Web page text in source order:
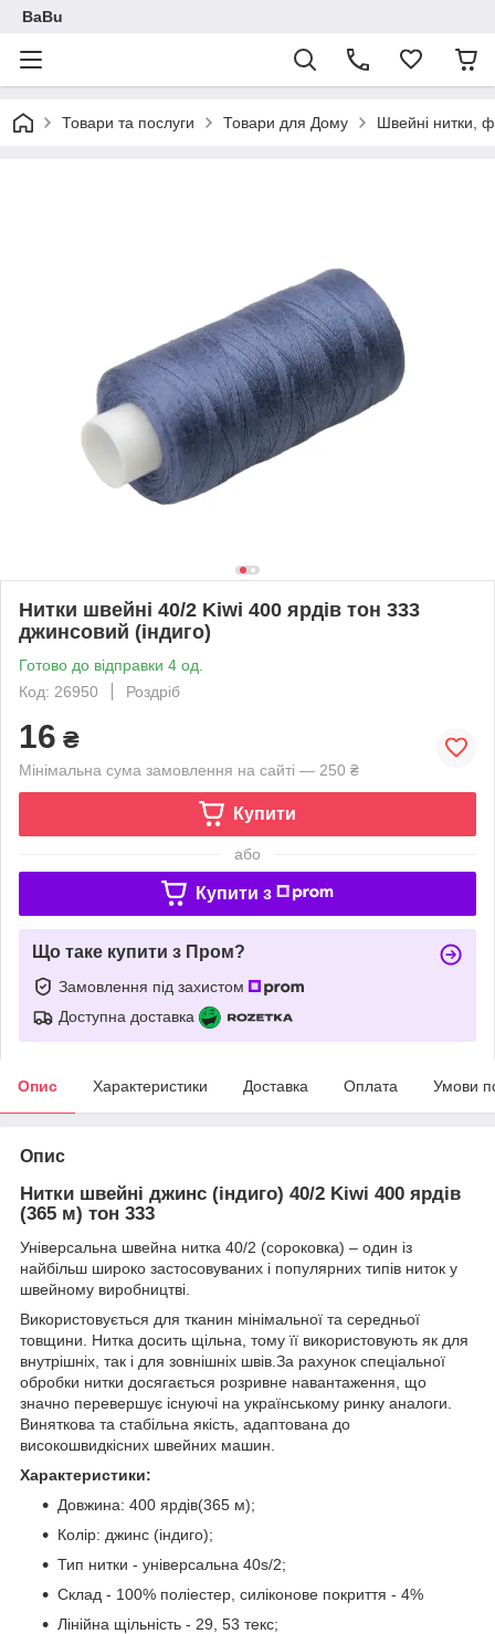
BaBu
Товари та послуги Товари для Дому Швейні нитки,
Нитки швейні 40/2 Kiwi 400 ярдів тон 333
джинсовий (індиго)
Готово до відправки 4 од.
Код: 26950
Роздріб
16 ₴
Мінімальна сума замовлення на сайті — 250 ₴
Купити
або
Купити з
Що таке купити з Пром?
Замовлення під захистом
Доступна доставка
Опис Характеристики Доставка Оплата Умови
Опис
Нитки швейні джинс (індиго) 40/2 Kiwi 400 ярдів
(365 м) тон 333
Універсальна швейна нитка 40/2 (сороковка) – один із
найбільш широко застосовуваних і популярних типів ниток у
швейному виробництві.
Використовується для тканин мінімальної та середньої
товщини. Нитка досить щільна, тому її використовують як для
внутрішніх, так і для зовнішніх швів.За рахунок спеціальної
обробки нитки досягається розривне навантаження, що
значно перевершує існуючі на українському ринку аналоги.
Виняткова та стабільна якість, адаптована до
високошвидкісних швейних машин.
Характеристики:
Довжина: 400 ярдів(365 м);
Колір: джинс (індиго);
Тип нитки - універсальна 40s/2;
Склад - 100% поліестер, силіконове покриття - 4%
Лінійна щільність - 29, 53 текс;